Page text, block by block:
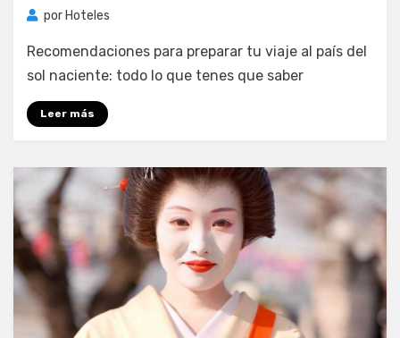
por Hoteles
Recomendaciones para preparar tu viaje al país del
sol naciente: todo lo que tenes que saber
Leer más